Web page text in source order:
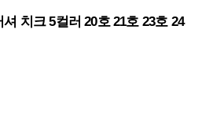
치크 5컬러 20호 21호 23호 24